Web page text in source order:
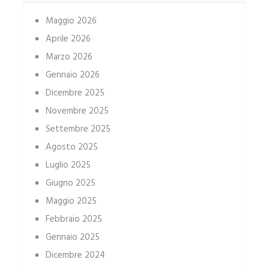
Maggio 2026
Aprile 2026
Marzo 2026
Gennaio 2026
Dicembre 2025
Novembre 2025
Settembre 2025
Agosto 2025
Luglio 2025
Giugno 2025
Maggio 2025
Febbraio 2025
Gennaio 2025
Dicembre 2024